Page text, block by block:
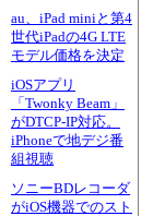
au、iPad miniと第4
世代iPadの4G LTE
モデル価格を決定
iOSアプリ
「Twonky Beam」
がDTCP-IP対応。
iPhoneで地デジ番
組視聴
ソニーBDレコーダ
がiOS機器でのスト